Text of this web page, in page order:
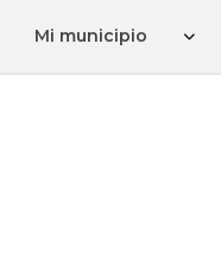
Mi municipio